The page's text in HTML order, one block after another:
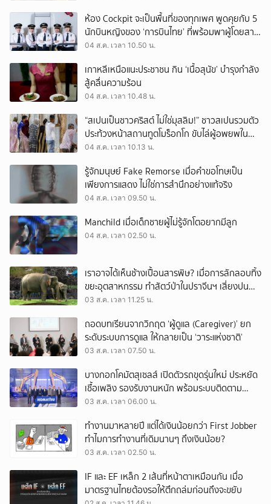
ห้อง Cockpit จะเป็นพื้นที่ของทุกเพศ พูดคุยกับ 5
นักบินหญิงของ ‘การบินไทย’ ที่พร้อมพาผู้โดยสาร
บินไปทั่วโลก
04 ส.ค. เวลา 10.50 น.
เกาหลีเหนือแนะประชาชน กิน ‘เนื้อสุนัข’ บำรุงกำลัง
สู้คลื่นความร้อน
04 ส.ค. เวลา 10.48 น.
“สเปนเป็นชาวคริสต์ ไม่ใช่มุสลิม!” ชาวสเปนรวมตัว
ประท้วงหน้าสถานทูตโมร็อกโก ขับไล่ผู้อพยพใน
เมืองเซวตาออกนอกประเทศ
04 ส.ค. เวลา 10.13 น.
รู้จักมนุษย์ Fake Remorse เมื่อคำขอโทษเป็น
เพียงการแสดง ไม่ใช่การสำนึกอย่างแท้จริง
04 ส.ค. เวลา 09.50 น.
Manchild เมื่อเด็กชายผู้ไม่รู้จักโตอยากมีลูก
04 ส.ค. เวลา 02.50 น.
เราอาจได้เห็นช้างเปื้อนสารพิษ? เมื่อการลักลอบทิ้ง
ขยะอุตสาหกรรม ทำสัตว์ป่าในปราจีนฯ เสี่ยงปน
เปื้อน
03 ส.ค. เวลา 11.25 น.
ถอดบทเรียนจากวิกฤต ‘ผู้ดูแล (Caregiver)’ ยก
ระดับระบบการดูแล ให้กลายเป็น ‘วาระแห่งชาติ’
03 ส.ค. เวลา 07.50 น.
บางกอกโคมัตสุเซลส์ เปิดตัวรถขุดรุ่นใหม่ ประหยัด
เชื้อเพลิง รองรับงานหนัก พร้อมระบบติดตาม
เครื่องจักรผ่านดาวเทียม
03 ส.ค. เวลา 06.00 น.
ทำงานมาหลายปี แต่ได้เงินน้อยกว่า First Jobber
ทำไมการทำงานที่เดิมนานๆ ถึงเงินน้อย?
03 ส.ค. เวลา 02.50 น.
IF และ EF เหล็ก 2 เส้นที่หน้าตาเหมือนกัน เมื่อ
มาตรฐานไทยต้องรอให้ตึกถล่มก่อนถึงจะขยับ